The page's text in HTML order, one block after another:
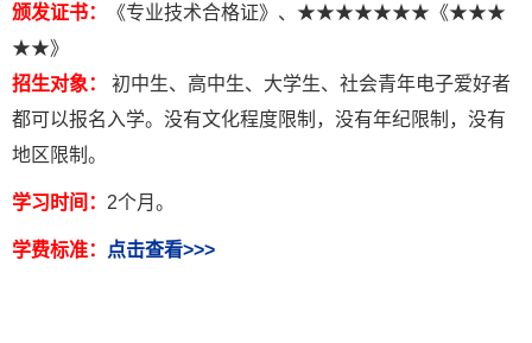
颁发证书：
《专业技术合格证》、★★★★★★★《★★★
★★》
招生对象：
初中生、高中生、大学生、社会青年电子爱好者
都可以报名入学。没有文化程度限制，没有年纪限制，没有
地区限制。
学习时间： 2个月。
学费标准： 点击查看>>>